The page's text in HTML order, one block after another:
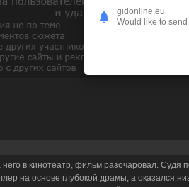
в кинотеатр, фильм разочаровал. Судя
на основе глубокой драмы, а оказался
gidonline.eu
Would like to